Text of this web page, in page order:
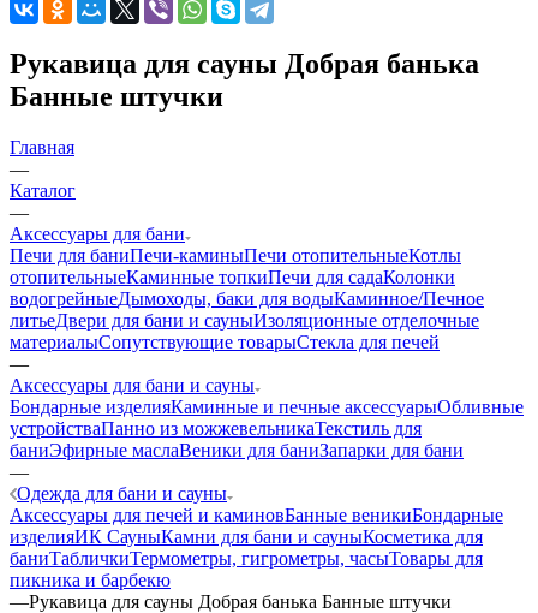
Рукавица для сауны Добрая банька
Банные штучки
Главная
—
Каталог
—
Аксессуары для бани
Печи для баниПечи-каминыПечи отопительныеКотлы
отопительныеКаминные топкиПечи для садаКолонки
водогрейныеДымоходы, баки для водыКаминное/Печное
литьеДвери для бани и сауныИзоляционные отделочные
материалыСопутствующие товарыСтекла для печей
—
Аксессуары для бани и сауны
Бондарные изделияКаминные и печные аксессуарыОбливные
устройстваПанно из можжевельникаТекстиль для
баниЭфирные маслаВеники для баниЗапарки для бани
—
Одежда для бани и сауны
Аксессуары для печей и каминовБанные веникиБондарные
изделияИК СауныКамни для бани и сауныКосметика для
баниТабличкиТермометры, гигрометры, часыТовары для
пикника и барбекю
—Рукавица для сауны Добрая банька Банные штучки